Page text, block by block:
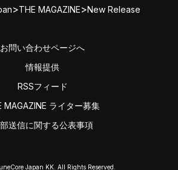
>THE MAGAZINE>New Release
お問い合わせページへ
情報提供
RSSフィード
MAGAZINE ライター募集
送信に関する公表事項
Japan KK. All Rights Reserved.